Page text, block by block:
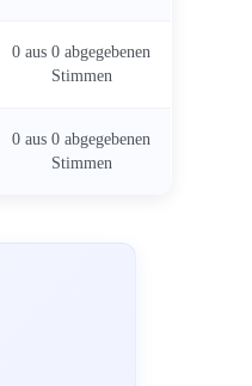
0 aus 0 abgegebenen
Stimmen
0 aus 0 abgegebenen
Stimmen